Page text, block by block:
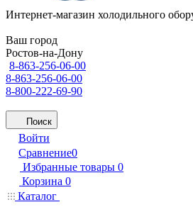
Интернет-магазин холодильного
Ваш город
Ростов-на-Дону
8-863-256-06-00
8-863-256-06-00
8-800-222-69-90
Поиск
Войти
Сравнение0
Избранные товары 0
Корзина 0
Каталог